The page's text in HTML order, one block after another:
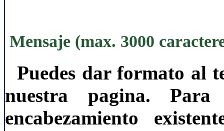
Mensaje (max. 3000
Puedes dar formato al
nuestra pagina.
encabezamiento